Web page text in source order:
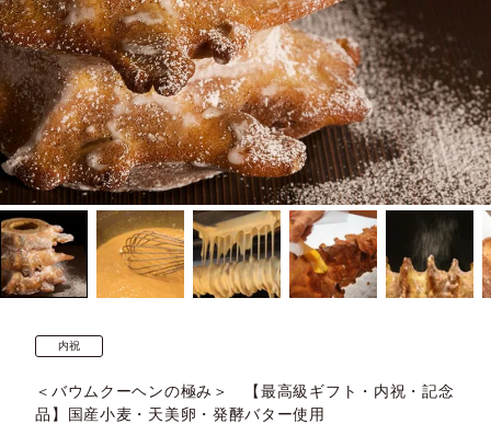
内祝
＜バウムクーヘンの極み＞ 【最高級ギフト・内祝・記念
品】国産小麦・天美卵・発酵バター使用